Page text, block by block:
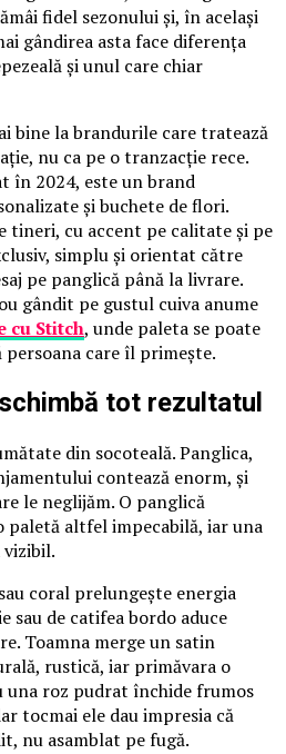
fidel sezonului și, în același
gândirea asta face diferența
și unul care chiar
bine la brandurile care tratează
nu ca pe o tranzacție rece.
în 2024, este un brand
și buchete de flori.
tineri, cu accent pe calitate și pe
simplu și orientat către
pe panglică până la livrare.
gândit pe gustul cuiva anume
cu Stitch, unde paleta se poate
persoana care îl primește.
tot rezultatul
din socoteală. Panglica,
contează enorm, și
le neglijăm. O panglică
altfel impecabilă, iar una
vizibil.
coral prelungește energia
sau de catifea bordo aduce
Toamna merge un satin
rustică, iar primăvara o
una roz pudrat închide frumos
tocmai ele dau impresia că
nu asamblat pe fugă.